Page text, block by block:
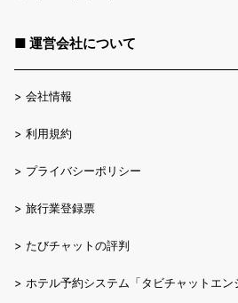
■ 運営会社について
> 会社情報
> 利用規約
> プライバシーポリシー
> 旅行業登録票
> たびチャットの評判
> ホテル予約システム「タビチャットエン